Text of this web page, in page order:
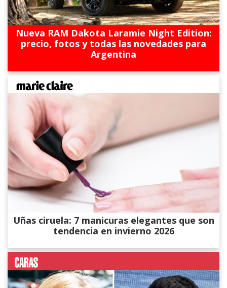
Nueva RAM Dakota Laramie Night Edition:
precio, fotos y todas las novedades para
Argentina
Uñas ciruela: 7 manicuras elegantes que son
tendencia en invierno 2026